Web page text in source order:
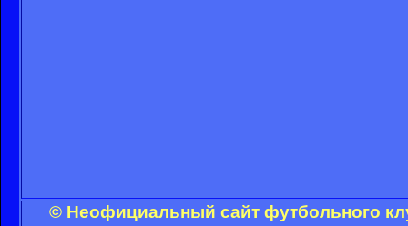
© Неофициальный сайт футбольного